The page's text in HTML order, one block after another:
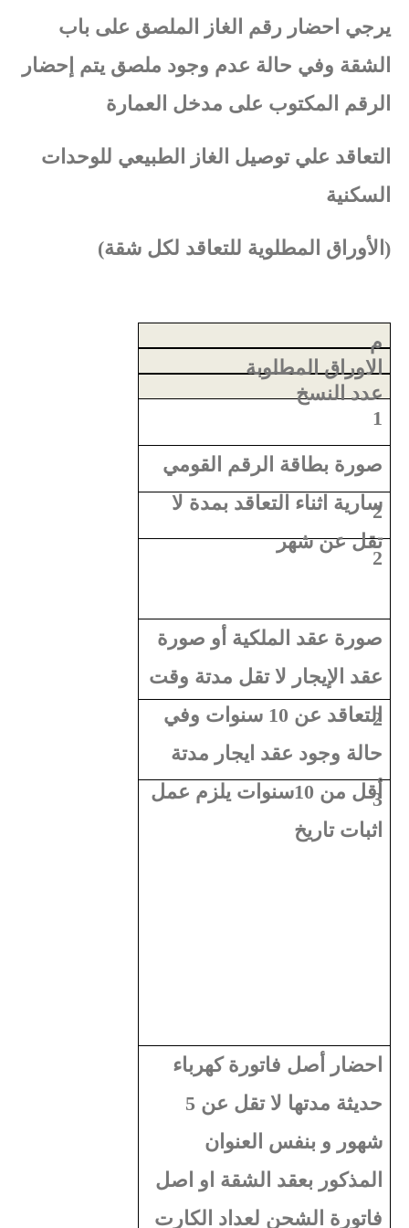
ﻳﺮﺟﻲ اﺣﻀﺎر رﻗﻢ اﻟﻐﺎز اﻟﻤﻠﺼﻖ ﻋﻠﻰ ﺑﺎب
اﻟﺸﻘﺔ وفي حالة عدم وجود ملصق ﻳﺘﻢ إﺣﻀﺎر
اﻟﺮﻗﻢ اﻟﻤﻜﺘﻮب ﻋﻠﻰ ﻣﺪﺧﻞ اﻟﻌﻤﺎرة
التعاقد علي توصيل الغاز الطبيعي للوحدات
السكنية
(اﻷوراق اﻟﻤﻄﻠﻮﻳﺔ ﻟﻠﺘﻌﺎﻗﺪ ﻟﻜﻞ ﺷﻘﺔ)
م
الاوراق المطلوبة
عدد النسخ
1
ﺻﻮرة ﺑﻄﺎﻗﺔ اﻟﺮﻗﻢ اﻟﻘﻮﻣﻲ
ﺳﺎرﻳﺔ اﺛﻨﺎء اﻟﺘﻌﺎﻗﺪ بمدة لا
تقل عن شهر
2
2
ﺻﻮرة ﻋﻘﺪ اﻟﻤﻠﻜﻴﺔ أو ﺻﻮرة
ﻋﻘﺪ اﻹﻳﺠﺎر ﻻ ﺗﻘﻞ ﻣﺪﺗﺔ وﻗﺖ
اﻟﺘﻌﺎﻗﺪ ﻋﻦ 10 ﺳﻨﻮات وﻓﻲ
ﺣﺎﻟﺔ وﺟﻮد ﻋﻘﺪ اﻳﺠﺎر ﻣﺪﺗﺔ
أﻗﻞ ﻣﻦ 10ﺳﻨﻮات ﻳﻠﺰم ﻋﻤﻞ
اﺛﺒﺎت ﺗﺎرﻳﺦ
2
3
احضار أﺻﻞ ﻓﺎﺗﻮرة ﻛﻬﺮﺑﺎء
ﺣﺪﻳﺜﺔ مدتها لا تقل عن 5
شهور و بنفس العنوان
المذكور بعقد الشقة او اصل
فاتورة الشحن لعداد الكارت